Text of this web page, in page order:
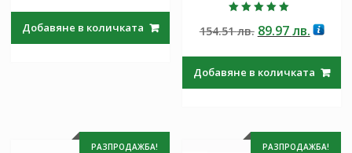
177.34 лв..
е:
104.30 лв..
Добавяне в количката
5.00
от 5
154.51лв. Original
154.51 лв..
89.97лв.
89.97
Добавяне в количката
РАЗПРОДАЖБА! РАЗПРОДАЖБА!